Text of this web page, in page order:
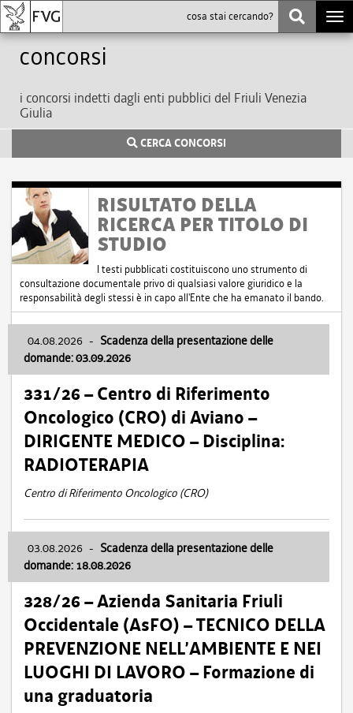
Concorsi
i concorsi indetti dagli enti pubblici del Friuli Venezia
Giulia
CERCA CONCORSI
RISULTATO DELLA
RICERCA PER TITOLO DI
STUDIO
I testi pubblicati costituiscono uno strumento di
consultazione documentale privo di qualsiasi valore giuridico e la
responsabilità degli stessi è in capo all'Ente che ha emanato il bando.
04.08.2026 - Scadenza della presentazione delle
domande: 03.09.2026
331/26 – Centro di Riferimento
Oncologico (CRO) di Aviano –
DIRIGENTE MEDICO – Disciplina:
RADIOTERAPIA
Centro di Riferimento Oncologico (CRO)
03.08.2026 - Scadenza della presentazione delle
domande: 18.08.2026
328/26 – Azienda Sanitaria Friuli
Occidentale (AsFO) – TECNICO DELLA
PREVENZIONE NELL’AMBIENTE E NEI
LUOGHI DI LAVORO – Formazione di
una graduatoria